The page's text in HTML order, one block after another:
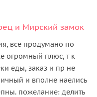
и Мирский замок
все продумано по
огромный плюс, т к
еды, заказ и пр не
и вполне наелись
пожелание: делить